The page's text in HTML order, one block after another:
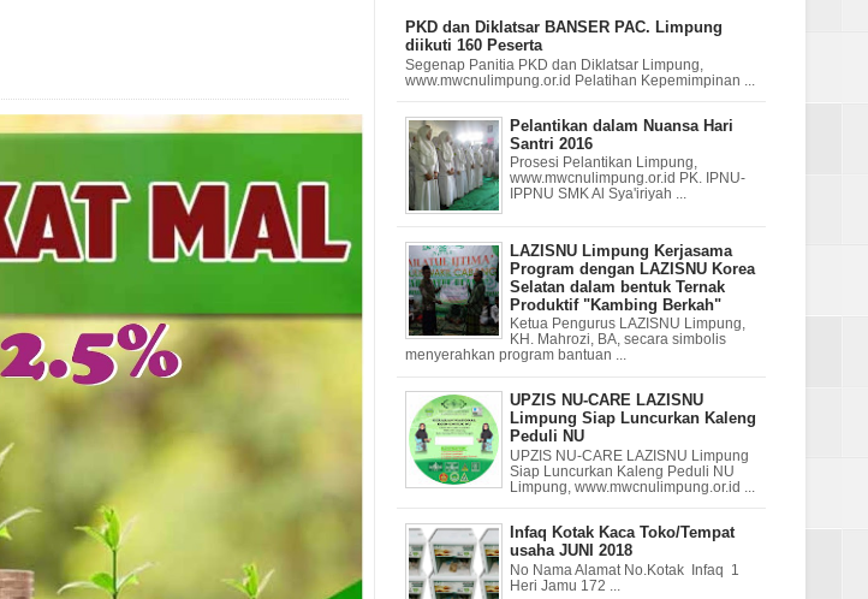
PKD dan Diklatsar BANSER PAC. Limpung
diikuti 160 Peserta
Segenap Panitia PKD dan Diklatsar Limpung,
www.mwcnulimpung.or.id Pelatihan Kepemimpinan ...
Pelantikan dalam Nuansa Hari
Santri 2016
Prosesi Pelantikan Limpung,
www.mwcnulimpung.or.id PK. IPNU-
IPPNU SMK Al Sya'iriyah ...
LAZISNU Limpung Kerjasama
Program dengan LAZISNU Korea
Selatan dalam bentuk Ternak
Produktif "Kambing Berkah"
Ketua Pengurus LAZISNU Limpung,
KH. Mahrozi, BA, secara simbolis
menyerahkan program bantuan ...
UPZIS NU-CARE LAZISNU
Limpung Siap Luncurkan Kaleng
Peduli NU
UPZIS NU-CARE LAZISNU Limpung
Siap Luncurkan Kaleng Peduli NU
Limpung, www.mwcnulimpung.or.id ...
Infaq Kotak Kaca Toko/Tempat
usaha JUNI 2018
No Nama Alamat No.Kotak Infaq 1
Heri Jamu 172 ...